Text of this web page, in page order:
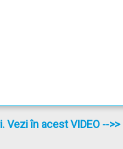
Vezi în acest VIDEO -->>